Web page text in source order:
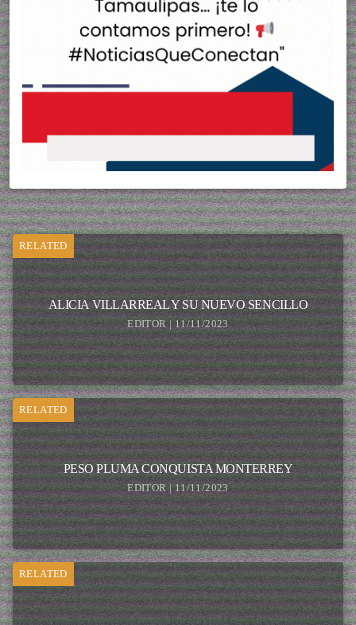
RELATED
ALICIA VILLARREAL Y SU NUEVO SENCILLO
EDITOR | 11/11/2023
RELATED
PESO PLUMA CONQUISTA MONTERREY
EDITOR | 11/11/2023
RELATED